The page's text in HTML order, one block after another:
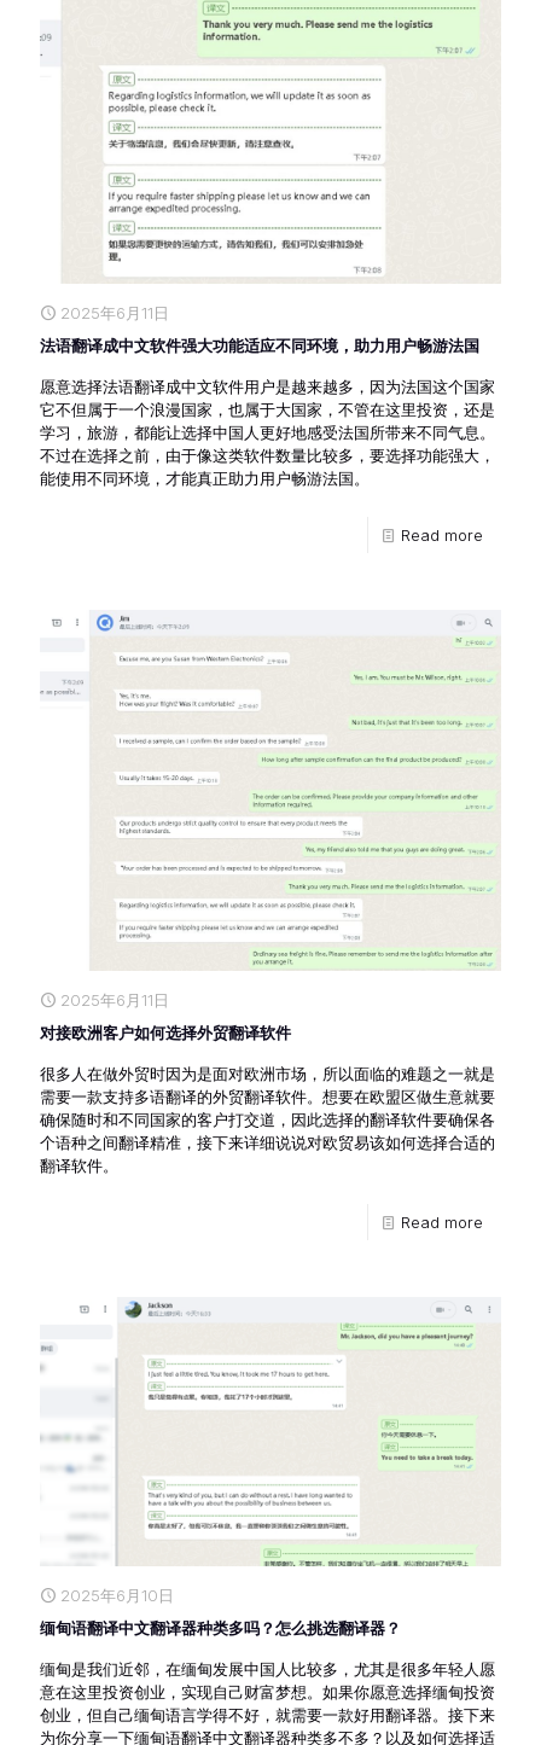
2025年6月11日
法语翻译成中文软件强大功能适应不同环境，助力用户畅游法国
愿意选择法语翻译成中文软件用户是越来越多，因为法国这个国家
它不但属于一个浪漫国家，也属于大国家，不管在这里投资，还是
学习，旅游，都能让选择中国人更好地感受法国所带来不同气息。
不过在选择之前，由于像这类软件数量比较多，要选择功能强大，
能使用不同环境，才能真正助力用户畅游法国。
Read more
2025年6月11日
对接欧洲客户如何选择外贸翻译软件
很多人在做外贸时因为是面对欧洲市场，所以面临的难题之一就是
需要一款支持多语翻译的外贸翻译软件。想要在欧盟区做生意就要
确保随时和不同国家的客户打交道，因此选择的翻译软件要确保各
个语种之间翻译精准，接下来详细说说对欧贸易该如何选择合适的
翻译软件。
Read more
2025年6月10日
缅甸语翻译中文翻译器种类多吗？怎么挑选翻译器？
缅甸是我们近邻，在缅甸发展中国人比较多，尤其是很多年轻人愿
意在这里投资创业，实现自己财富梦想。如果你愿意选择缅甸投资
创业，但自己缅甸语言学得不好，就需要一款好用翻译器。接下来
为你分享一下缅甸语翻译中文翻译器种类多不多？以及如何选择适